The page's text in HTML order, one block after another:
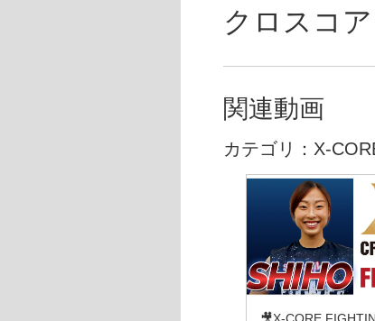
クロスコ
関連動画
カテゴリ：X-